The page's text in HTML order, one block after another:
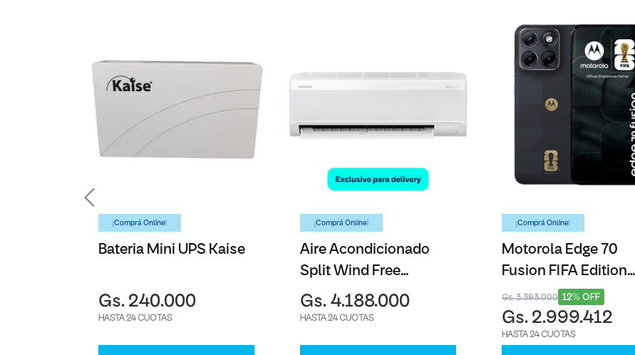
¡Comprá Online!
Bateria Mini UPS Kaise
Gs. 240.000
HASTA 24 CUOTAS
¡Comprá Online!
Aire Acondicionado
Split Wind Free
Samsung - 12000BTU
Gs. 4.188.000
HASTA 24 CUOTAS
¡Comprá Online!
Motorola Edge 70
Fusion FIFA Edition
Azul - 256GB
12% OFF
Gs. 3.393.000
Gs. 2.999.412
HASTA 24 CUOTAS